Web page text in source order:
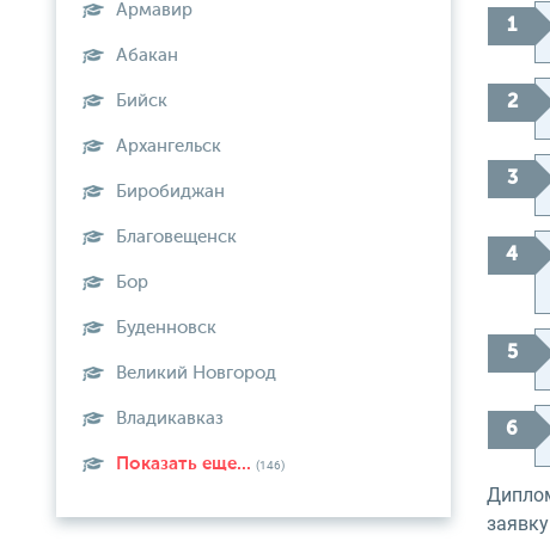
Армавир
Абакан
Бийск
Архангельск
Биробиджан
Благовещенск
Бор
Буденновск
Великий Новгород
Владикавказ
Показать еще... (146)